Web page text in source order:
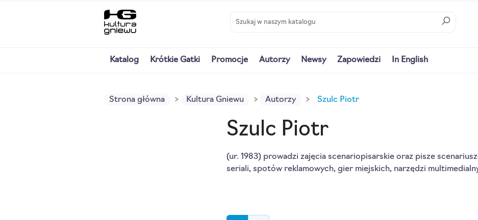
Katalog Krótkie Gatki Promocje Autorzy Newsy Zapowiedzi In English
Strona główna Kultura Gniewu Autorzy Szulc Piotr
Szulc Piotr
(ur. 1983) prowadzi zajęcia scenariopisarskie oraz pisze
seriali, spotów reklamowych, gier miejskich, narzędzi